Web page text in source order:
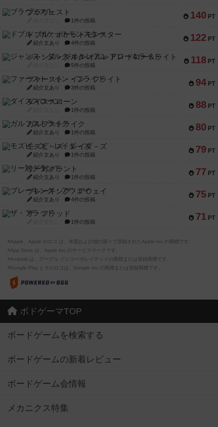
140 PT
ブラヴェスト
1件の投稿
122 PT
ドブル：ポケットモンスター
紹介文あり 4件の投稿
118 PT
ジャンヌ・ダルク-オルレアン ドロー＆ライト
5件の投稿
94 PT
ファースト・イン・フライト
紹介文あり 3件の投稿
88 PT
ダイススローン
1件の投稿
80 PT
ガルフストライク
紹介文あり 1件の投稿
79 PT
モズビ－ズ・レイダ－ズ
紹介文あり 1件の投稿
77 PT
リー対グラント
紹介文あり 1件の投稿
75 PT
ブレーキング・アウェイ
紹介文あり 4件の投稿
71 PT
ザ・フラッド
1件の投稿
※Apple、Apple のロゴ は、米国および他の国々で登録されたApple Inc.の商標です。
※App Store は、Apple Inc.のサービスマークです。
※Android は、グーグル インコーポレイテッドの商標または登録商標です。
※Google Play とそのロゴは、Google Inc.の商標または登録商標です。
ボドゲーマTOP
ボードゲームを検索する
ボードゲームの新着レビュー
ボードゲーム会情報
メカニクス特集